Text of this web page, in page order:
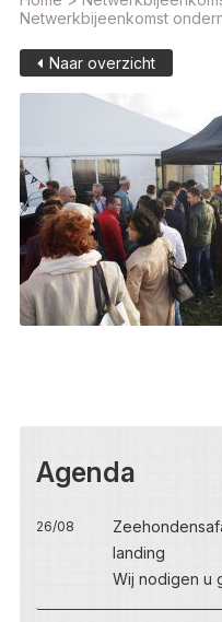
Netwerkbijeenkomst
Naar overzicht
Agenda
26/08
landing
Wij nodigen u